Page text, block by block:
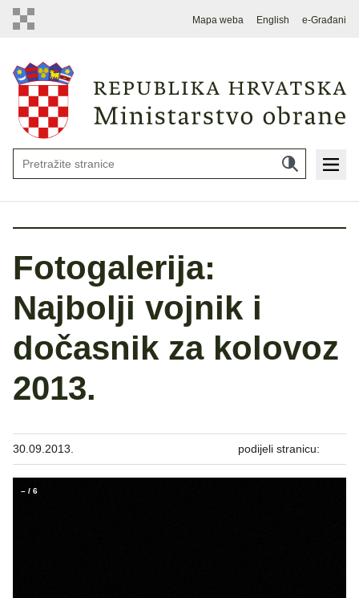
Mapa weba English e-Građani
Fotogalerija:
Najbolji vojnik i
dočasnik za kolovoz
2013.
30.09.2013. podijeli stranicu:
– / 6